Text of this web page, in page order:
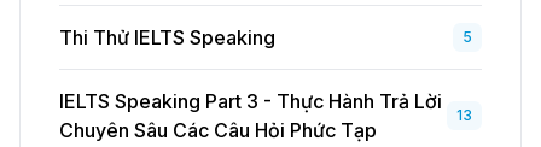
Thi Thử IELTS Speaking 5
IELTS Speaking Part 3 - Thực Hành Trả Lời
Chuyên Sâu Các Câu Hỏi Phức Tạp
13